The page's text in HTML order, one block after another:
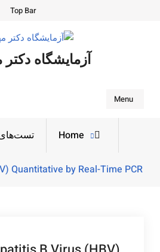
Top Bar
آزمایشگاه
Menu
Home تست‌های
Quantitative by Real-Time PCR